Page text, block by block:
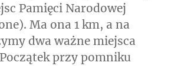
Pamięci Narodowej
Ma ona 1 km, a na
dwa ważne miejsca
przy pomniku